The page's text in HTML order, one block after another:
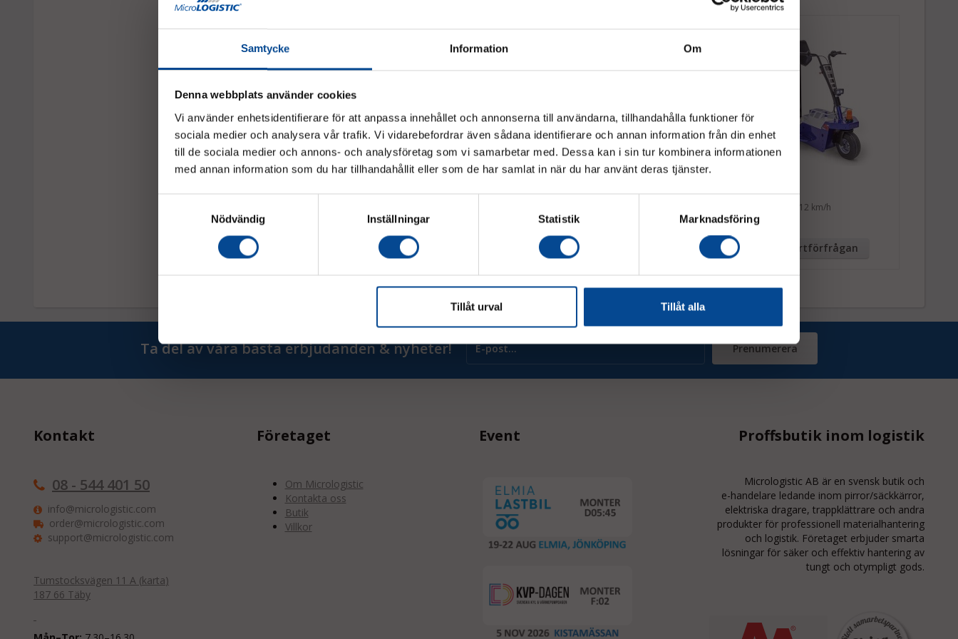
Samtycke Information Om
Denna webbplats använder cookies
Vi använder enhetsidentifierare för att anpassa innehållet och annonserna till användarna, tillhandahålla funktioner för
sociala medier och analysera vår trafik. Vi vidarebefordrar även sådana identifierare och annan information från din enhet
till de sociala medier och annons- och analysföretag som vi samarbetar med. Dessa kan i sin tur kombinera informationen
med annan information som du har tillhandahållit eller som de har samlat in när du har använt deras tjänster.
Nödvändig
Inställningar Statistik Marknadsföring
Tillåt urval Tillåt alla
Kontakta oss för rådgivning.
Zallys Jack Elektrisk scooter Zallys Jack L Elektrisk scooter
lastyta"
Elektrisk Scooter "Stående"
Drar 2500 kg, 6,5 km/h
Zallys K3
Drar 1000 kg, 12 km/h
Offertförfrågan
Ta del av våra bästa erbjudanden & nyheter! Prenumerera
Kontakt
08 - 544 401 50
info@micrologistic.com
order@micrologistic.com
support@micrologistic.com
Tumstocksvägen 11 A (karta)
187 66 Täby
Företaget
Om Micrologistic
Kontakta oss
Butik
Villkor
Event Proffsbutik inom logistik
Micrologistic AB är en svensk butik och
e-handelare ledande inom pirror/säckkärror,
elektriska dragare, trappklättrare och andra
produkter för professionell materialhantering
och logistik. Företaget erbjuder smarta
lösningar för säker och effektiv hantering av
tungt och otympligt gods.
Vänligen välj hur du vill se priserna
Exkl. moms
Inkl. moms